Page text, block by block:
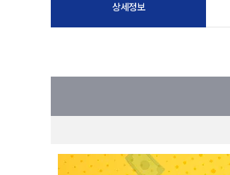
상세정보